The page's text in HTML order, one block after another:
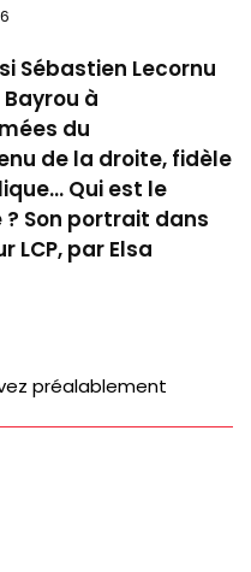
Sébastien Lecornu
à
du
de la droite, fidèle
Qui est le
Son portrait dans
LCP, par Elsa
préalablement